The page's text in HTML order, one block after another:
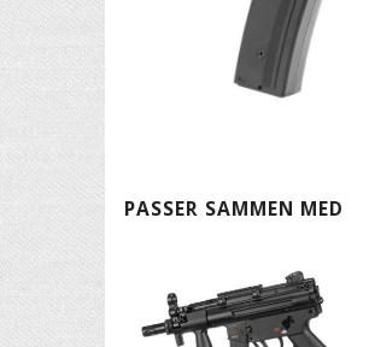
PASSER SAMMEN MED